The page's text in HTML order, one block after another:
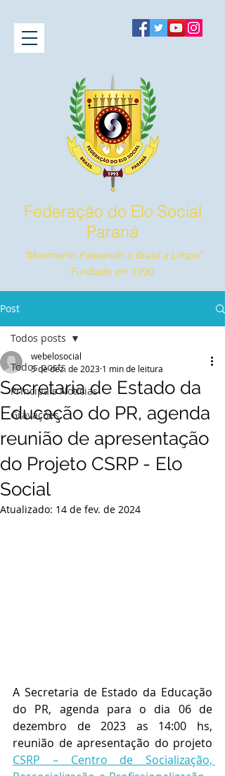
Federação do Elo Social
Paraná
"Movimento Passando o Brasil a Limpo"
Fundado em 1990
Post
Todos posts
Principais Notícias
Gravações
Todos posts
Secretaria de Estado da
Educação do PR, agenda
reunião de apresentação
do Projeto CSRP - Elo
Social
webelosocial
5 de dez. de 2023 1 min de leitura
Atualizado: 14 de fev. de 2024
A Secretaria de Estado da Educação
do PR, agenda para o dia 06 de
dezembro de 2023 as 14:00 hs,
CSRP – Centro de Socialização,